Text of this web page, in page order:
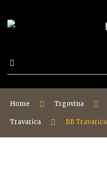
Išči:
Home Trgovina
Travarica BB Travarica